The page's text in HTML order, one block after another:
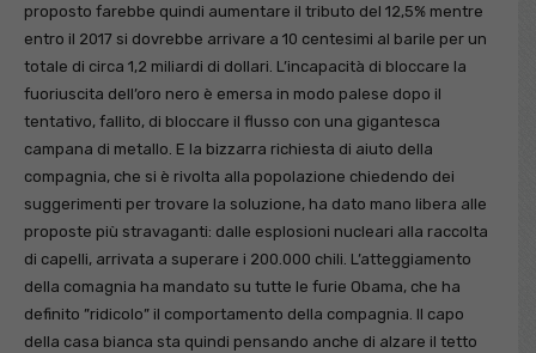
proposto farebbe quindi aumentare il tributo del 12,5% mentre
entro il 2017 si dovrebbe arrivare a 10 centesimi al barile per un
totale di circa 1,2 miliardi di dollari. L’incapacità di bloccare la
fuoriuscita dell’oro nero è emersa in modo palese dopo il
tentativo, fallito, di bloccare il flusso con una gigantesca
campana di metallo. E la bizzarra richiesta di aiuto della
compagnia, che si è rivolta alla popolazione chiedendo dei
suggerimenti per trovare la soluzione, ha dato mano libera alle
proposte più stravaganti: dalle esplosioni nucleari alla raccolta
di capelli, arrivata a superare i 200.000 chili. L’atteggiamento
della comagnia ha mandato su tutte le furie Obama, che ha
definito ”ridicolo” il comportamento della compagnia. Il capo
della casa bianca sta quindi pensando anche di alzare il tetto